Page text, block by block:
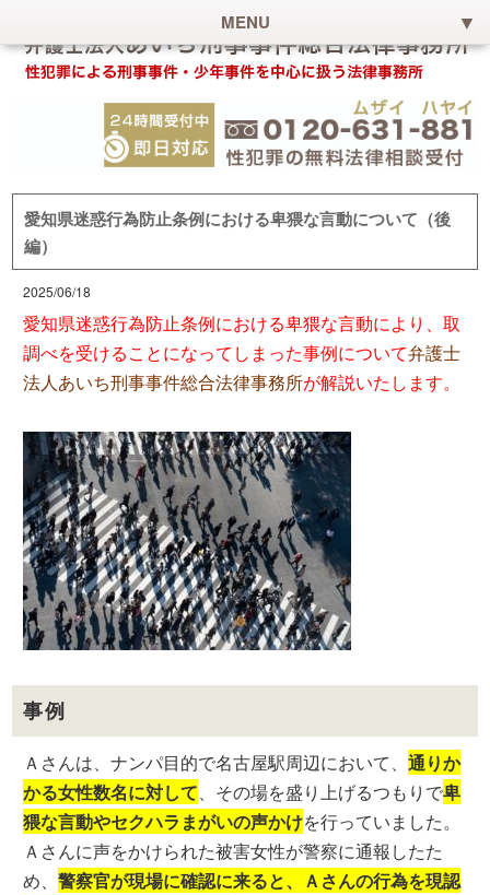
MENU
愛知県迷惑行為防止条例における卑猥な言動について（後
編）
2025/06/18
愛知県迷惑行為防止条例における卑猥な言動により、取
調べを受けることになってしまった事例について弁護士
法人あいち刑事事件総合法律事務所が解説いたします。
事例
Ａさんは、ナンパ目的で名古屋駅周辺において、通りか
かる女性数名に対して、その場を盛り上げるつもりで卑
猥な言動やセクハラまがいの声かけを行っていました。
Ａさんに声をかけられた被害女性が警察に通報したた
め、警察官が現場に確認に来ると、Ａさんの行為を現認